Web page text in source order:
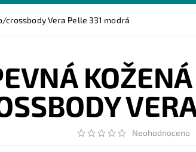
Vera Pelle 331 modrá
Neohodnoceno